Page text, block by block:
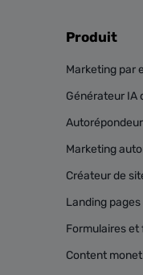
Produit
Marketing par
Générateur IA
Marketing
Créateur de
Landing pages
Formulaires
Content